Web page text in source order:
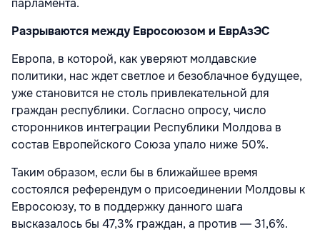
Разрываются между Евросоюзом и ЕврАзЭС
Европа, в которой, как уверяют молдавские
политики, нас ждет светлое и безоблачное будущее,
уже становится не столь привлекательной для
граждан республики. Согласно опросу, число
сторонников интеграции Республики Молдова в
состав Европейского Союза упало ниже 50%.
Таким образом, если бы в ближайшее время
состоялся референдум о присоединении Молдовы к
Евросоюзу, то в поддержку данного шага
высказалось бы 47,3% граждан, а против ― 31,6%.